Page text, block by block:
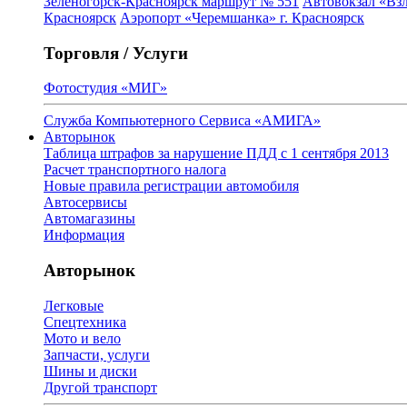
Красноярск Аэропорт «Черемшанка» г. Красноярск
Торговля / Услуги
Фотостудия «МИГ»
Служба Компьютерного Сервиса «АМИГА»
Авторынок
Таблица штрафов за нарушение ПДД с 1 сентября 2013
Расчет транспортного налога
Новые правила регистрации автомобиля
Автосервисы
Автомагазины
Информация
Авторынок
Легковые
Спецтехника
Мото и вело
Запчасти, услуги
Шины и диски
Другой транспорт